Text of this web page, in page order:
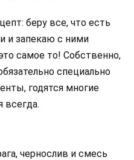
беру все, что есть
и запекаю с ними
самое то! Собственно,
специально
годятся многие
всегда.
чернослив и смесь